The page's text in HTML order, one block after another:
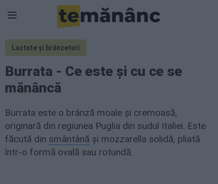
Lactate și brânzeturi
Burrata - Ce este și cu ce se
mănâncă
Burrata este o brânză moale și cremoasă,
originară din regiunea Puglia din sudul Italiei. Este
făcută din smântână și mozzarella solidă, pliată
într-o formă ovală sau rotundă.